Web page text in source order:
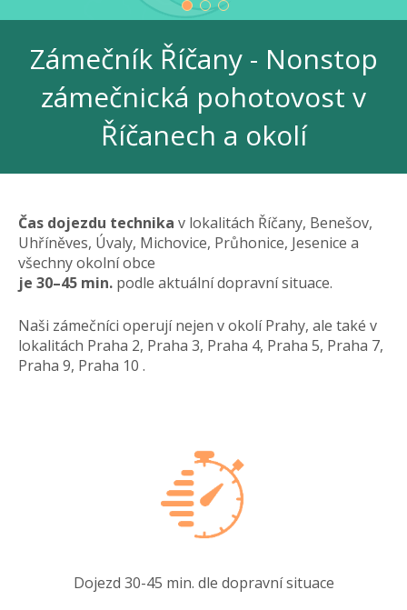
Zámečník Říčany - Nonstop
zámečnická pohotovost v
Říčanech a okolí
Čas dojezdu technika v lokalitách Říčany, Benešov,
Uhříněves, Úvaly, Michovice, Průhonice, Jesenice a
všechny okolní obce
je 30–45 min. podle aktuální dopravní situace.
Naši zámečníci operují nejen v okolí Prahy, ale také v
lokalitách Praha 2, Praha 3, Praha 4, Praha 5, Praha 7,
Praha 9, Praha 10 .
Dojezd 30-45 min. dle dopravní situace